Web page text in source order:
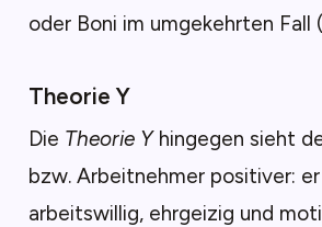
oder Boni im umgekehrten Fall
Theorie Y
Die Theorie Yhingegen sieht
bzw. Arbeitnehmer positiver:
arbeitswillig, ehrgeizig und